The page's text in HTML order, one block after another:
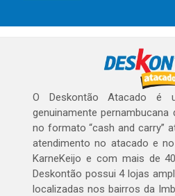
O Deskontão Atacado é
genuinamente
no formato “cash and carry”
atendimento no atacado e
KarneKeijo e com mais de
Deskontão possui 4 lojas
localizadas nos bairros da